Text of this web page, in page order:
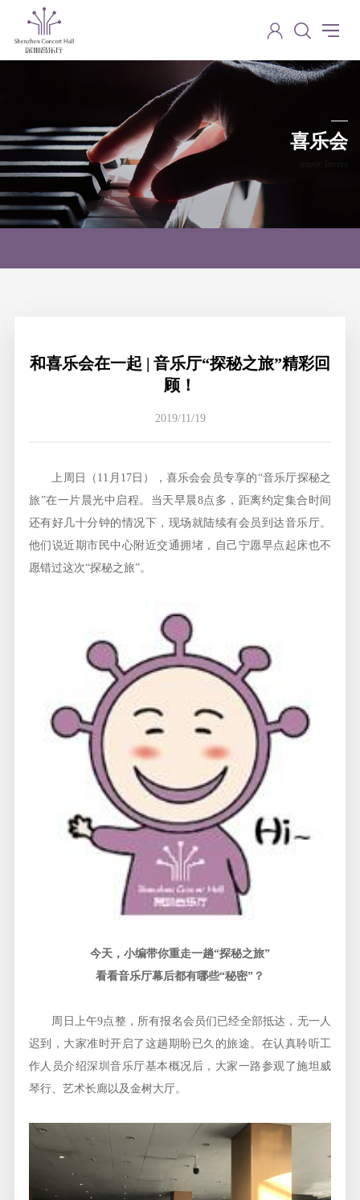
喜乐会
和喜乐会在一起 | 音乐厅“探秘之旅”精彩回
顾！
2019/11/19
上周日（11月17日），喜乐会会员专享的“音乐厅探秘之
旅”在一片晨光中启程。当天早晨8点多，距离约定集合时间
还有好几十分钟的情况下，现场就陆续有会员到达音乐厅。
他们说近期市民中心附近交通拥堵，自己宁愿早点起床也不
愿错过这次“探秘之旅”。
今天，小编带你重走一趟“探秘之旅”
看看音乐厅幕后都有哪些“秘密”？
周日上午9点整，所有报名会员们已经全部抵达，无一人
迟到，大家准时开启了这趟期盼已久的旅途。在认真聆听工
作人员介绍深圳音乐厅基本概况后，大家一路参观了施坦威
琴行、艺术长廊以及金树大厅。